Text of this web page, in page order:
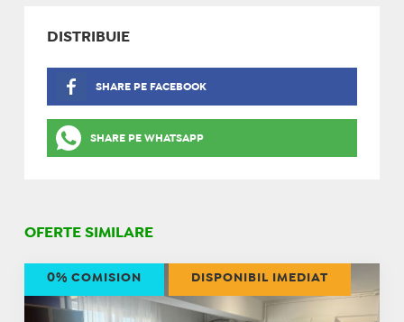
DISTRIBUIE
SHARE PE FACEBOOK
SHARE PE WHATSAPP
OFERTE SIMILARE
0% COMISION DISPONIBIL IMEDIAT